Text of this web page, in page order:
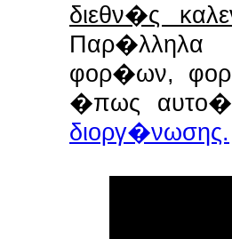
διεθν�ς
Παρ�λληλα
φορ�ων,
�πως
διοργ�νωσης.